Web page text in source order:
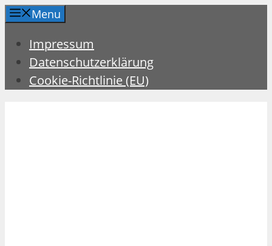
Zum
springen
Menu
Impressum
Datenschutzerklärung
Cookie-Richtlinie (EU)